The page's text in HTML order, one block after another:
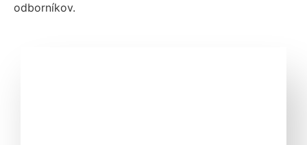
odborníkov.